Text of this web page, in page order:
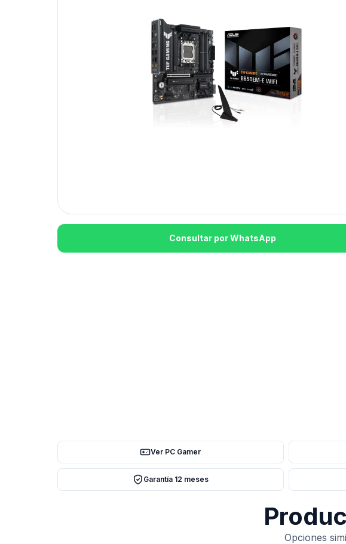
Consultar por WhatsApp
Ver PC Gamer
Garantía 12 meses
Opciones